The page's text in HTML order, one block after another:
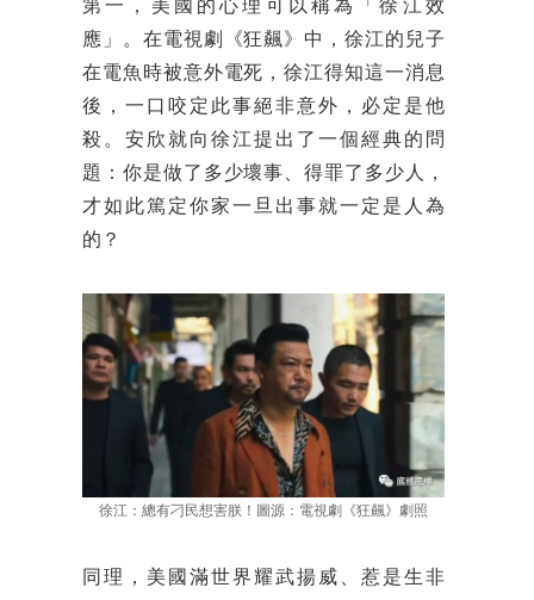
第一，美國的心理可以稱為「徐江效
應」。在電視劇《狂飆》中，徐江的兒子
在電魚時被意外電死，徐江得知這一消息
後，一口咬定此事絕非意外，必定是他
殺。安欣就向徐江提出了一個經典的問
題：你是做了多少壞事、得罪了多少人，
才如此篤定你家一旦出事就一定是人為
的？
徐江：總有刁民想害朕！圖源：電視劇《狂飆》劇照
同理，美國滿世界耀武揚威、惹是生非